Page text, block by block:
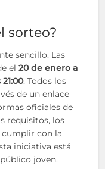
sorteo?
sencillo. Las
el20 de enero a
. Todos los
de un enlace
oficiales de
requisitos, los
cumplir con la
iniciativa está
joven.